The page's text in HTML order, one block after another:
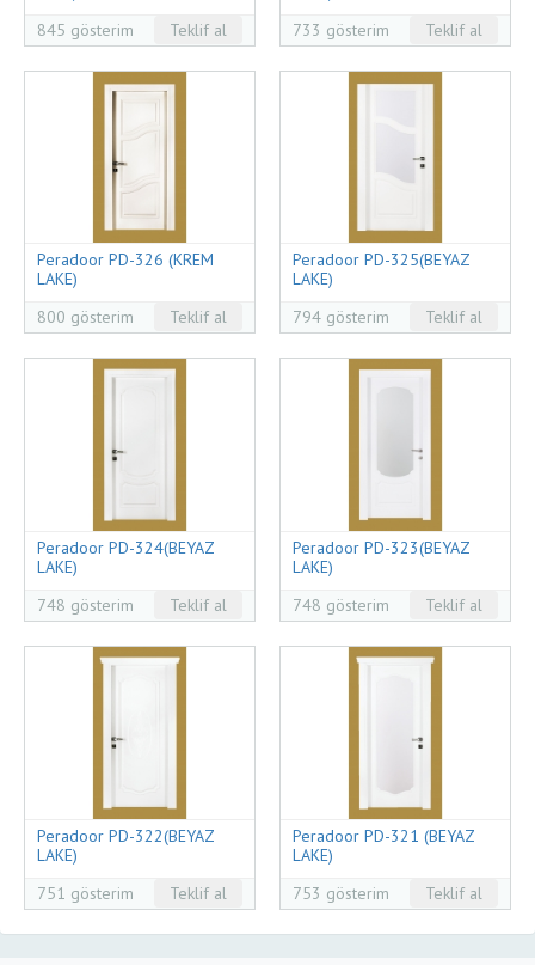
845 gösterim
Teklif al
733 gösterim
Teklif al
Peradoor PD-326 (KREM
LAKE)
800 gösterim
Teklif al
Peradoor PD-325(BEYAZ
LAKE)
794 gösterim
Teklif al
Peradoor PD-324(BEYAZ
LAKE)
748 gösterim
Teklif al
Peradoor PD-323(BEYAZ
LAKE)
748 gösterim
Teklif al
Peradoor PD-322(BEYAZ
LAKE)
751 gösterim
Teklif al
Peradoor PD-321 (BEYAZ
LAKE)
753 gösterim
Teklif al